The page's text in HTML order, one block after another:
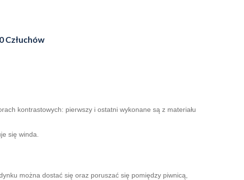
Człuchów
kontrastowych: pierwszy i ostatni wykonane są z materiału
się winda.
można dostać się oraz poruszać się pomiędzy piwnicą,